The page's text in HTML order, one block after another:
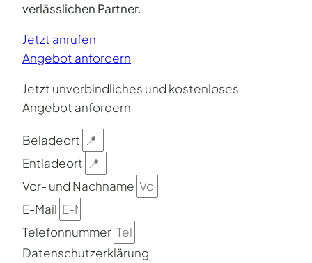
verlässlichen Partner.
Jetzt anrufen
Angebot anfordern
Jetzt unverbindliches und kostenloses
Angebot anfordern
Beladeort
Entladeort
Vor- und Nachname
E-Mail
Telefonnummer
Datenschutzerklärung